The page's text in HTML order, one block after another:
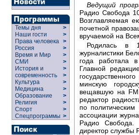
Темы дня
>
Наши гости
>
Права человека >
Россия
>
Время и Мир
>
СМИ
>
История и
современность
>
>
Культура
>
Медицина
>
Образование
>
Религия
>
Спорт
>
Спецпрограммы >
Ведущий
Радио Свобода
Возглавляемая
почетной
вручаемой на
Родилась в
журналистики
года работала
Главной
минскую
вещавшую на
редактор
по
ассоциации
Радио Свобода.
директор службы